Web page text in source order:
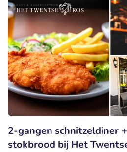
2-gangen schnitzeldiner
stokbrood bij Het